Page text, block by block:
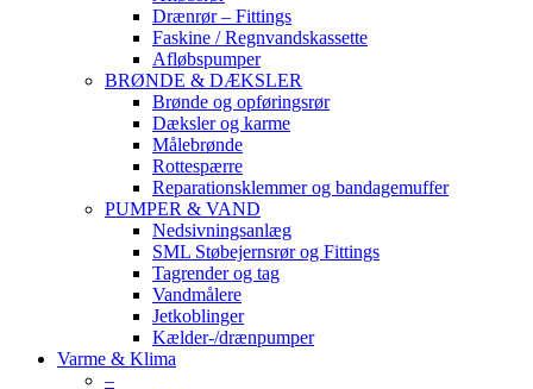
Drænrør – Fittings
Faskine / Regnvandskassette
Afløbspumper
BRØNDE & DÆKSLER
Brønde og opføringsrør
Dæksler og karme
Målebrønde
Rottespærre
Reparationsklemmer og bandagemuffer
PUMPER & VAND
Nedsivningsanlæg
SML Støbejernsrør og Fittings
Tagrender og tag
Vandmålere
Jetkoblinger
Kælder-/drænpumper
Varme & Klima
–